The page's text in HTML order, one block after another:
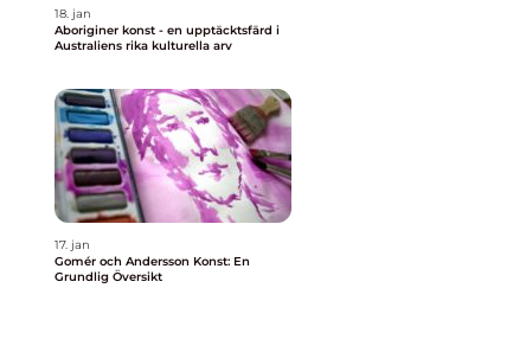
18. jan
Aboriginer konst - en upptäcktsfärd i
Australiens rika kulturella arv
17. jan
Gomér och Andersson Konst: En
Grundlig Översikt